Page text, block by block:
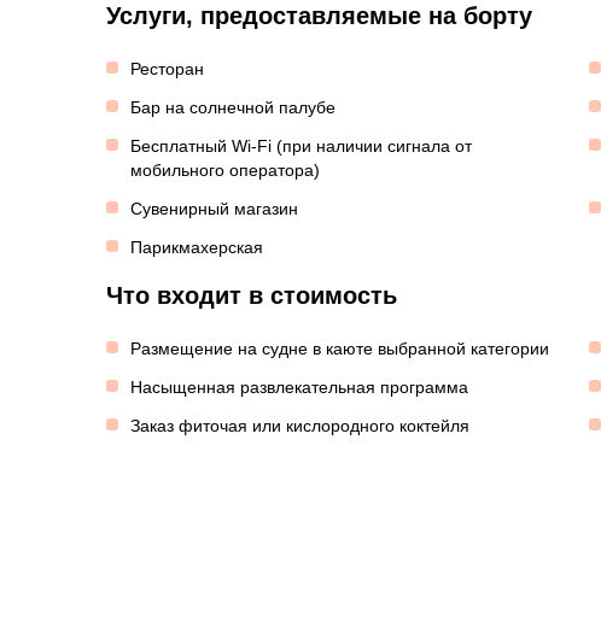
Услуги, предоставляемые на борту
Ресторан
Бар на солнечной палубе
Бесплатный Wi-Fi (при наличии сигнала от
мобильного оператора)
Сувенирный магазин
Парикмахерская
Что входит в стоимость
Размещение на судне в каюте выбранной категории
Насыщенная развлекательная программа
Заказ фиточая или кислородного коктейля